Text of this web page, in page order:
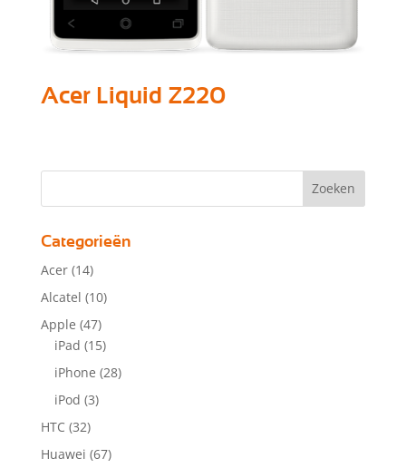
Acer Liquid Z220
Categorieën
Acer (14)
Alcatel (10)
Apple (47)
iPad (15)
iPhone (28)
iPod (3)
HTC (32)
Huawei (67)